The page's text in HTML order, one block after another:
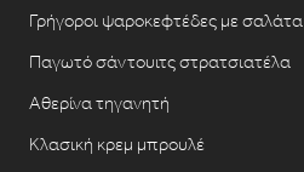
Γρήγοροι ψαροκεφτέδες με σαλάτα
Παγωτό σάντουιτς στρατσιατέλα
Αθερίνα τηγανητή
Κλασική κρεμ μπρουλέ